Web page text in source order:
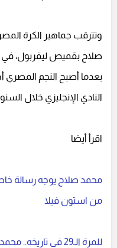
وتترقب جماهير الكرة
صلاح بقميص ليفربول، في
بعدما أصبح النجم المصري
النادي الإنجليزي خلال
اقرأ أيضا
محمد صلاح يوجه رسالة
من استون فيلا
للمرة الـ29 في